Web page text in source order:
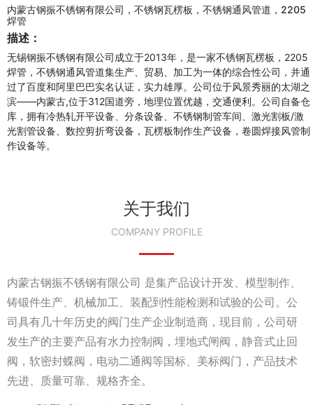
内蒙古钢振不锈钢有限公司，不锈钢瓦楞板，不锈钢通风管道，2205
焊管
描述：
无锡钢振不锈钢有限公司成立于2013年，是一家不锈钢瓦楞板，2205
焊管，不锈钢通风管道集生产、贸易、加工为一体的综合性公司，并通
过了百度和阿里巴巴实名认证，实力雄厚。公司位于风景秀丽的太湖之
滨——内蒙古,位于312国道旁，地理位置优越，交通便利。公司自备仓
库，拥有冷热轧开平设备、分条设备、不锈钢制管车间、激光割板/激
光割管设备、数控剪折弯设备，瓦楞板制作生产设备，卷圆焊接风管制
作设备等。
关于我们
COMPANY PROFILE
内蒙古钢振不锈钢有限公司 是集产品设计开发、模型制作、
铸锻件生产、机械加工、装配到性能检测和试验的公司。公
司具有几十年历史的阀门生产企业制造商，现目前，公司研
发生产的主要产品有水力控制阀，埋地式闸阀，静音式止回
阀，软密封蝶阀，电动二通阀等国标、美标阀门，产品技术
先进、质量可靠、规格齐全。